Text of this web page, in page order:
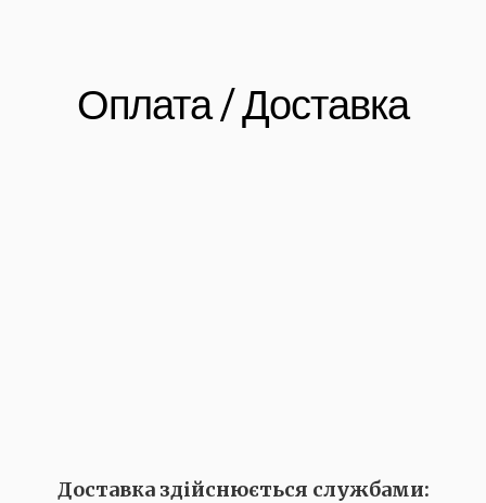
Оплата / Доставка
Доставка здійснюється службами: